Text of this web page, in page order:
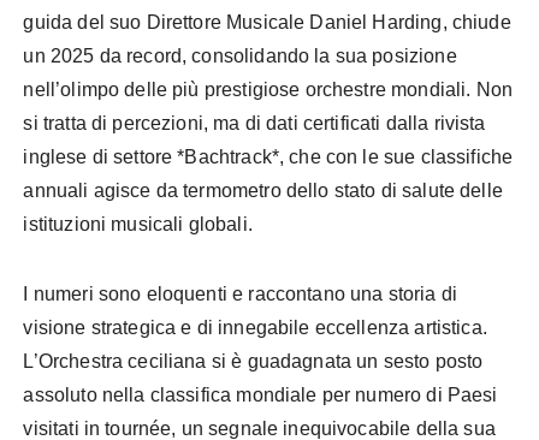
guida del suo Direttore Musicale Daniel Harding, chiude
un 2025 da record, consolidando la sua posizione
nell’olimpo delle più prestigiose orchestre mondiali. Non
si tratta di percezioni, ma di dati certificati dalla rivista
inglese di settore *Bachtrack*, che con le sue classifiche
annuali agisce da termometro dello stato di salute delle
istituzioni musicali globali.
I numeri sono eloquenti e raccontano una storia di
visione strategica e di innegabile eccellenza artistica.
L’Orchestra ceciliana si è guadagnata un sesto posto
assoluto nella classifica mondiale per numero di Paesi
visitati in tournée, un segnale inequivocabile della sua